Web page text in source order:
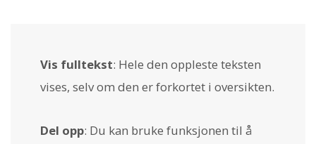
Vis fulltekst: Hele den oppleste teksten
vises, selv om den er forkortet i oversikten.
Del opp: Du kan bruke funksjonen til å